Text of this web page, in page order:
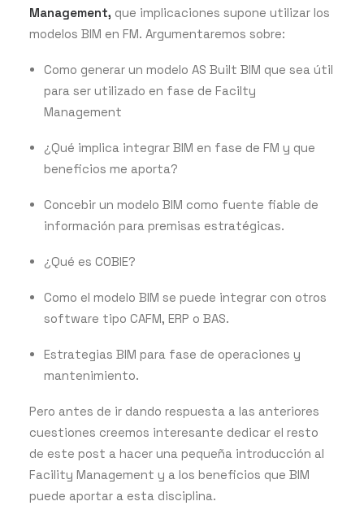
Management, que implicaciones supone utilizar los
modelos BIM en FM. Argumentaremos sobre:
Como generar un modelo AS Built BIM que sea útil
para ser utilizado en fase de Facilty
Management
¿Qué implica integrar BIM en fase de FM y que
beneficios me aporta?
Concebir un modelo BIM como fuente fiable de
información para premisas estratégicas.
¿Qué es COBIE?
Como el modelo BIM se puede integrar con otros
software tipo CAFM, ERP o BAS.
Estrategias BIM para fase de operaciones y
mantenimiento.
Pero antes de ir dando respuesta a las anteriores
cuestiones creemos interesante dedicar el resto
de este post a hacer una pequeña introducción al
Facility Management y a los beneficios que BIM
puede aportar a esta disciplina.